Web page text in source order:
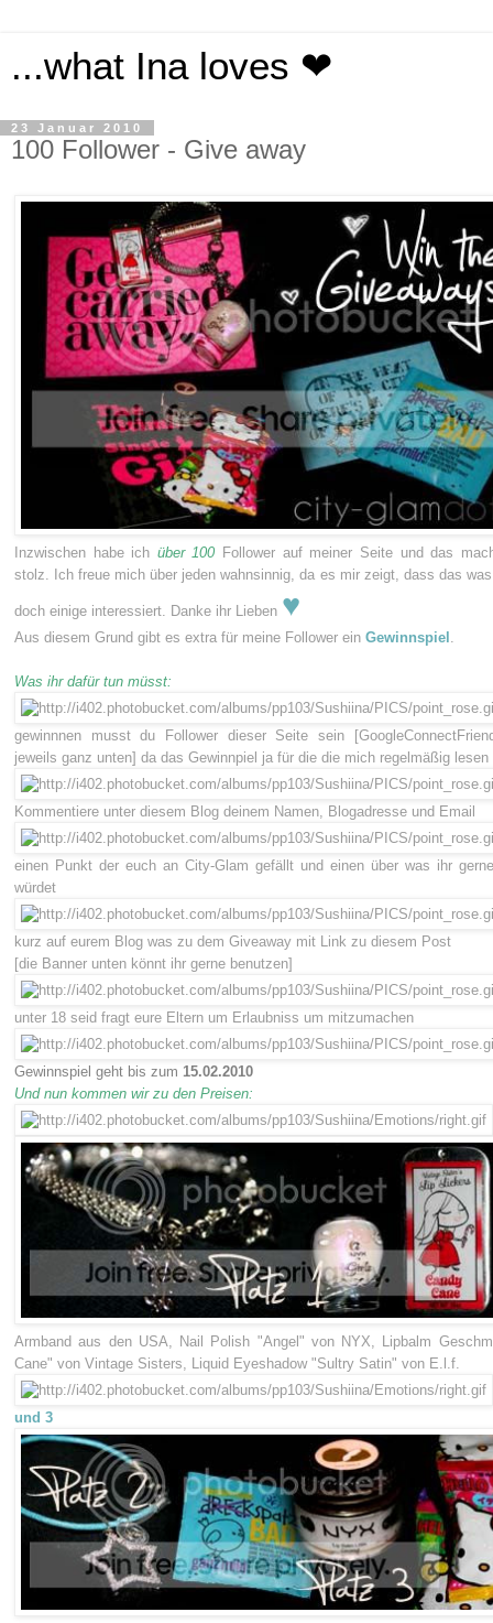
...what Ina loves ❤
23 Januar 2010
100 Follower - Give away
Inzwischen habe ich über 100 Follower auf meiner Seite und das
stolz. Ich freue mich über jeden wahnsinnig, da es mir zeigt, dass das
doch einige interessiert. Danke ihr Lieben ♥
Aus diesem Grund gibt es extra für meine Follower ein Gewinnspiel .
Was ihr dafür tun müsst:
gewinnnen musst du Follower dieser Seite sein
jeweils ganz unten] da das Gewinnpiel ja für die die mich regelmäßig lesen
Kommentiere unter diesem Blog deinem Namen, Blogadresse und Email
einen Punkt der euch an City-Glam gefällt und einen über was ihr
würdet
kurz auf eurem Blog was zu dem Giveaway mit Link zu diesem Post
[die Banner unten könnt ihr gerne benutzen]
unter 18 seid fragt eure Eltern um Erlaubniss um mitzumachen
Gewinnspiel geht bis zum 15.02.2010
Und nun kommen wir zu den Preisen:
Armband aus den USA, Nail Polish "Angel" von NYX, Lipbalm
Cane" von Vintage Sisters, Liquid Eyeshadow "Sultry Satin" von E.l.f.
und 3